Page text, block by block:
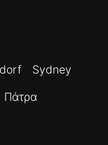
Sydney
Πάτρα